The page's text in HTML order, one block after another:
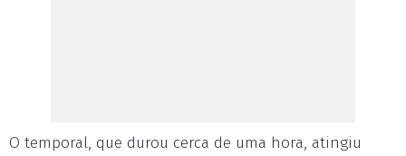
O temporal, que durou cerca de uma hora, atingiu